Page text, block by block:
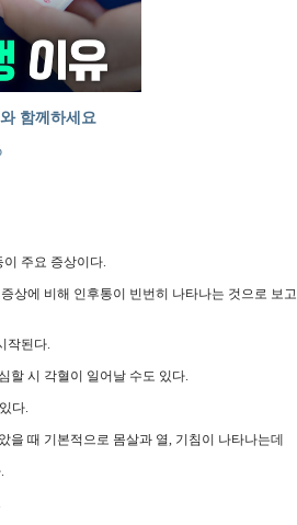
함께하세요
주요 증상이다.
상에 비해 인후통이 빈번히 나타나는 것으로 보고
작된다.
할 시 각혈이 일어날 수도 있다.
다.
을 때 기본적으로 몸살과 열, 기침이 나타나는데